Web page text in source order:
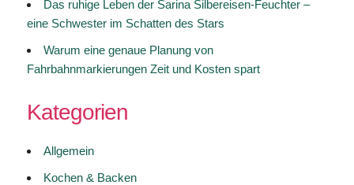
Das ruhige Leben der Sarina Silbereisen-Feuchter –
eine Schwester im Schatten des Stars
Warum eine genaue Planung von
Fahrbahnmarkierungen Zeit und Kosten spart
Kategorien
Allgemein
Kochen & Backen